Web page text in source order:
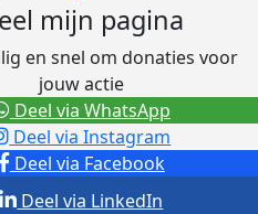
mijn pagina
en snel om donaties voor
jouw actie
Deel via Facebook
Deel via Instagram
Deel via LinkedIn
Deel via WhatsApp